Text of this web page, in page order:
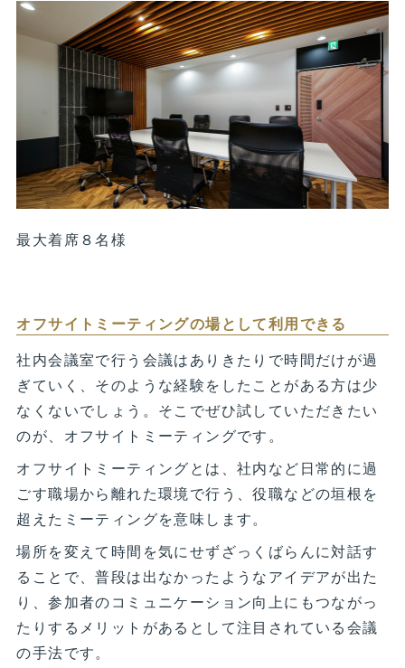
最大着席８名様
オフサイトミーティングの場として利用できる
社内会議室で行う会議はありきたりで時間だけが過
ぎていく、そのような経験をしたことがある方は少
なくないでしょう。そこでぜひ試していただきたい
のが、オフサイトミーティングです。
オフサイトミーティングとは、社内など日常的に過
ごす職場から離れた環境で行う、役職などの垣根を
超えたミーティングを意味します。
場所を変えて時間を気にせずざっくばらんに対話す
ることで、普段は出なかったようなアイデアが出た
り、参加者のコミュニケーション向上にもつながっ
たりするメリットがあるとして注目されている会議
の手法です。